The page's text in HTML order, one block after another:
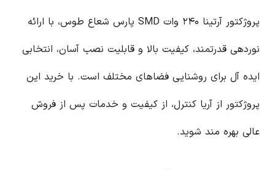
پروژکتور آرتینا ۲۴۰ وات SMD پارس شعاع طوس، با ارائه
نوردهی قدرتمند، کیفیت بالا و قابلیت نصب آسان، انتخابی
ایده آل برای روشنایی فضاهای مختلف است. با خرید این
پروژکتور از آریا کنترل، از کیفیت و خدمات پس از فروش
عالی بهره مند شوید.